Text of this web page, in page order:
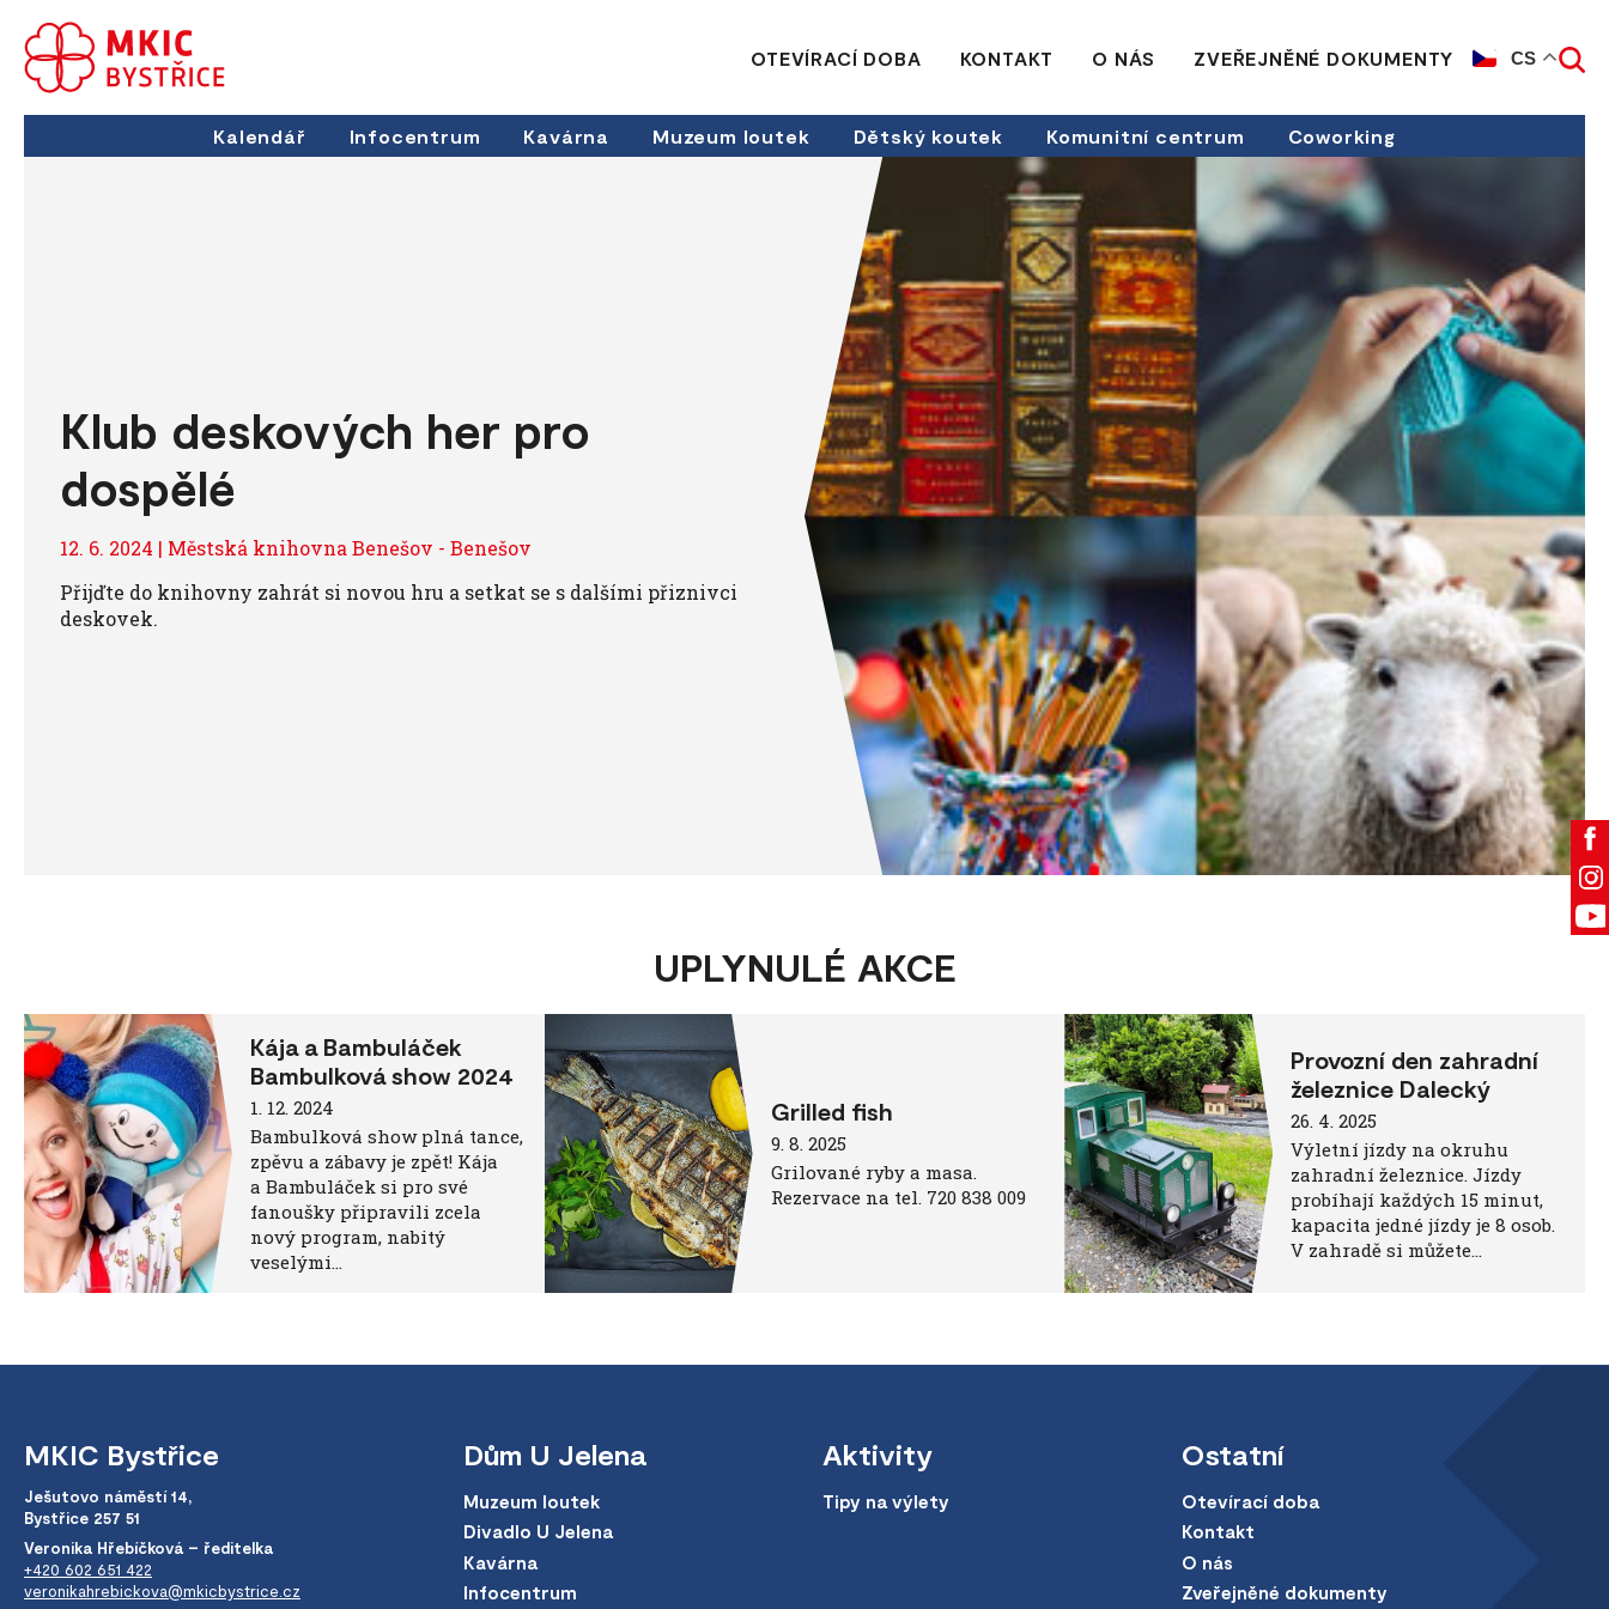
OTEVÍRACÍ DOBA KONTAKT O NÁS ZVEŘEJNĚNÉ DOKUMENTY CS
Kalendář Infocentrum Kavárna Muzeum loutek Dětský koutek Komunitní centrum Coworking
Klub deskových her pro
dospělé
12. 6. 2024 | Městská knihovna Benešov - Benešov
Přijďte do knihovny zahrát si novou hru a setkat se s dalšími přiznivci
deskovek.
UPLYNULÉ AKCE
Kája a Bambuláček
Bambulková show 2024
1. 12. 2024
Bambulková show plná tance,
zpěvu a zábavy je zpět! Kája
a Bambuláček si pro své
fanoušky připravili zcela
nový program, nabitý
veselými…
Grilled fish
9. 8. 2025
Grilované ryby a masa.
Rezervace na tel. 720 838 009
Provozní den zahradní
železnice Dalecký
26. 4. 2025
Výletní jízdy na okruhu
zahradní železnice. Jízdy
probíhají každých 15 minut,
kapacita jedné jízdy je 8 osob.
V zahradě si můžete…
MKIC Bystřice
Ješutovo náměstí 14,
Bystřice 257 51
Veronika Hřebíčková – ředitelka
+420 602 651 422
veronikahrebickova@mkicbystrice.cz
Dům U Jelena
Muzeum loutek
Divadlo U Jelena
Kavárna
Infocentrum
Aktivity
Tipy na výlety
Ostatní
Otevírací doba
Kontakt
O nás
Zveřejněné dokumenty